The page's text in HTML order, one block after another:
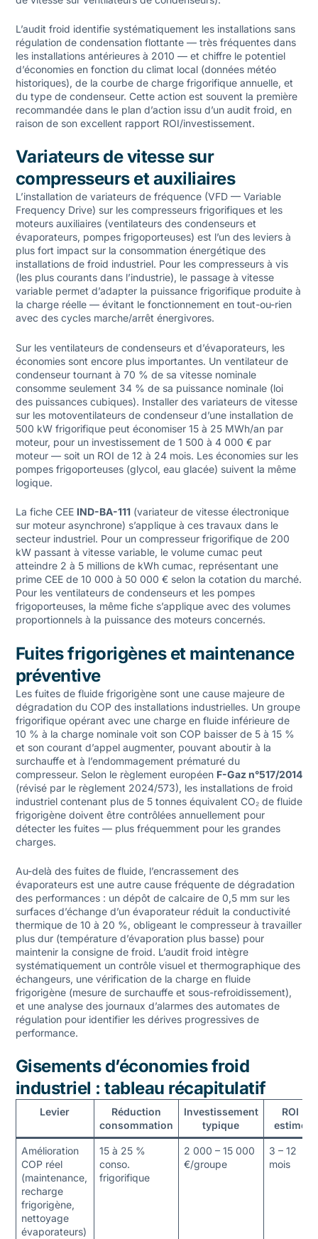
L’audit froid identifie systématiquement les installations sans
régulation de condensation flottante — très fréquentes dans
les installations antérieures à 2010 — et chiffre le potentiel
d’économies en fonction du climat local (données météo
historiques), de la courbe de charge frigorifique annuelle, et
du type de condenseur. Cette action est souvent la première
recommandée dans le plan d’action issu d’un audit froid, en
raison de son excellent rapport ROI/investissement.
Variateurs de vitesse sur
compresseurs et auxiliaires
L’installation de variateurs de fréquence (VFD — Variable
Frequency Drive) sur les compresseurs frigorifiques et les
moteurs auxiliaires (ventilateurs des condenseurs et
évaporateurs, pompes frigoporteuses) est l’un des leviers à
plus fort impact sur la consommation énergétique des
installations de froid industriel. Pour les compresseurs à vis
(les plus courants dans l’industrie), le passage à vitesse
variable permet d’adapter la puissance frigorifique produite à
la charge réelle — évitant le fonctionnement en tout-ou-rien
avec des cycles marche/arrêt énergivores.
Sur les ventilateurs de condenseurs et d’évaporateurs, les
économies sont encore plus importantes. Un ventilateur de
condenseur tournant à 70 % de sa vitesse nominale
consomme seulement 34 % de sa puissance nominale (loi
des puissances cubiques). Installer des variateurs de vitesse
sur les motoventilateurs de condenseur d’une installation de
500 kW frigorifique peut économiser 15 à 25 MWh/an par
moteur, pour un investissement de 1 500 à 4 000 € par
moteur — soit un ROI de 12 à 24 mois. Les économies sur les
pompes frigoporteuses (glycol, eau glacée) suivent la même
logique.
La fiche CEE IND-BA-111 (variateur de vitesse électronique
sur moteur asynchrone) s’applique à ces travaux dans le
secteur industriel. Pour un compresseur frigorifique de 200
kW passant à vitesse variable, le volume cumac peut
atteindre 2 à 5 millions de kWh cumac, représentant une
prime CEE de 10 000 à 50 000 € selon la cotation du marché.
Pour les ventilateurs de condenseurs et les pompes
frigoporteuses, la même fiche s’applique avec des volumes
proportionnels à la puissance des moteurs concernés.
Fuites frigorigènes et maintenance
préventive
Les fuites de fluide frigorigène sont une cause majeure de
dégradation du COP des installations industrielles. Un groupe
frigorifique opérant avec une charge en fluide inférieure de
10 % à la charge nominale voit son COP baisser de 5 à 15 %
et son courant d’appel augmenter, pouvant aboutir à la
surchauffe et à l’endommagement prématuré du
compresseur. Selon le règlement européen F-Gaz n°517/2014
(révisé par le règlement 2024/573), les installations de froid
industriel contenant plus de 5 tonnes équivalent CO₂ de fluide
frigorigène doivent être contrôlées annuellement pour
détecter les fuites — plus fréquemment pour les grandes
charges.
Au-delà des fuites de fluide, l’encrassement des
évaporateurs est une autre cause fréquente de dégradation
des performances : un dépôt de calcaire de 0,5 mm sur les
surfaces d’échange d’un évaporateur réduit la conductivité
thermique de 10 à 20 %, obligeant le compresseur à travailler
plus dur (température d’évaporation plus basse) pour
maintenir la consigne de froid. L’audit froid intègre
systématiquement un contrôle visuel et thermographique des
échangeurs, une vérification de la charge en fluide
frigorigène (mesure de surchauffe et sous-refroidissement),
et une analyse des journaux d’alarmes des automates de
régulation pour identifier les dérives progressives de
performance.
Gisements d’économies froid
industriel : tableau récapitulatif
Levier
Réduction
consommation
Investissement
typique
ROI
estimé
Amélioration
COP réel
(maintenance,
recharge
frigorigène,
nettoyage
évaporateurs)
15 à 25 %
conso.
frigorifique
2 000 – 15 000
€/groupe
3 – 12
mois